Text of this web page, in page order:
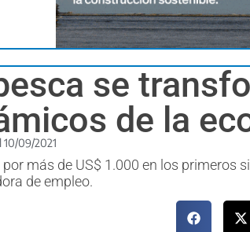
se
de la
10/09/2021
más de US$ 1.000 en los primeros
de empleo.